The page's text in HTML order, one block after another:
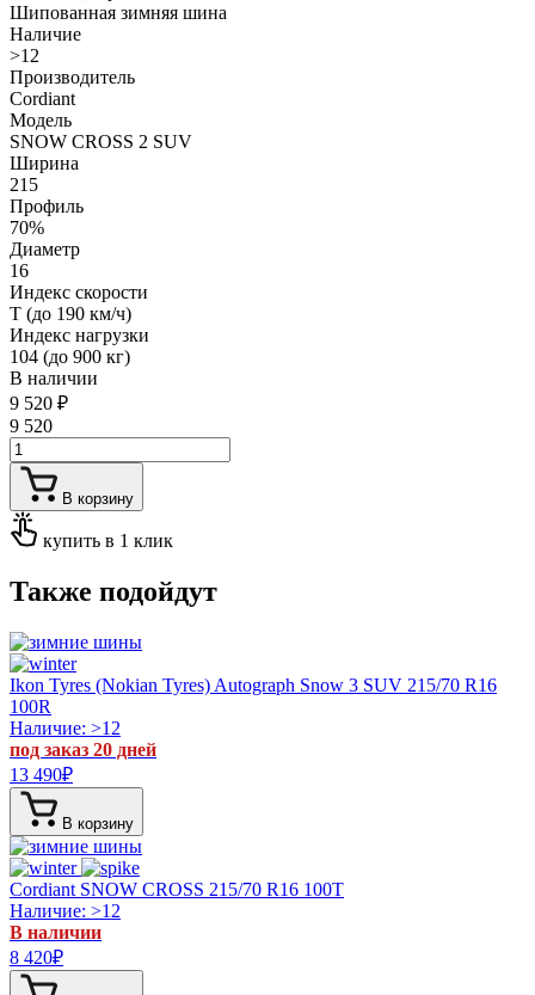
Шипованная зимняя шина
Наличие
>12
Производитель
Cordiant
Модель
SNOW CROSS 2 SUV
Ширина
215
Профиль
70%
Диаметр
16
Индекс скорости
T (до 190 км/ч)
Индекс нагрузки
104 (до 900 кг)
В наличии
9 520 ₽
9 520
В корзину
купить в 1 клик
Также подойдут
Ikon Tyres (Nokian Tyres) Autograph Snow 3 SUV 215/70 R16
100R
Наличие: >12
под заказ 20 дней
13 490₽
В корзину
Cordiant SNOW CROSS 215/70 R16 100T
Наличие: >12
В наличии
8 420₽